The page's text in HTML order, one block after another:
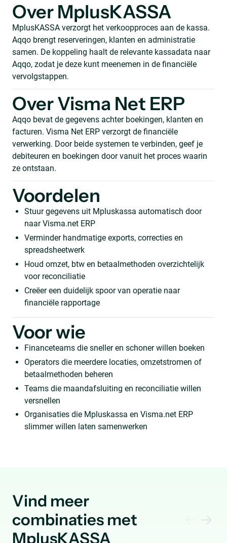
Over MplusKASSA
MplusKASSA verzorgt het verkoopproces aan de kassa.
Aqqo brengt reserveringen, klanten en administratie
samen. De koppeling haalt de relevante kassadata naar
Aqqo, zodat je deze kunt meenemen in de financiële
vervolgstappen.
Over Visma Net ERP
Aqqo bevat de gegevens achter boekingen, klanten en
facturen. Visma Net ERP verzorgt de financiële
verwerking. Door beide systemen te verbinden, geef je
debiteuren en boekingen door vanuit het proces waarin
ze ontstaan.
Voordelen
Stuur gegevens uit Mpluskassa automatisch door
naar Visma.net ERP
Verminder handmatige exports, correcties en
spreadsheetwerk
Houd omzet, btw en betaalmethoden overzichtelijk
voor reconciliatie
Creëer een duidelijk spoor van operatie naar
financiële rapportage
Voor wie
Financeteams die sneller en schoner willen boeken
Operators die meerdere locaties, omzetstromen of
betaalmethoden beheren
Teams die maandafsluiting en reconciliatie willen
versnellen
Organisaties die Mpluskassa en Visma.net ERP
slimmer willen laten samenwerken
Vind meer
combinaties met